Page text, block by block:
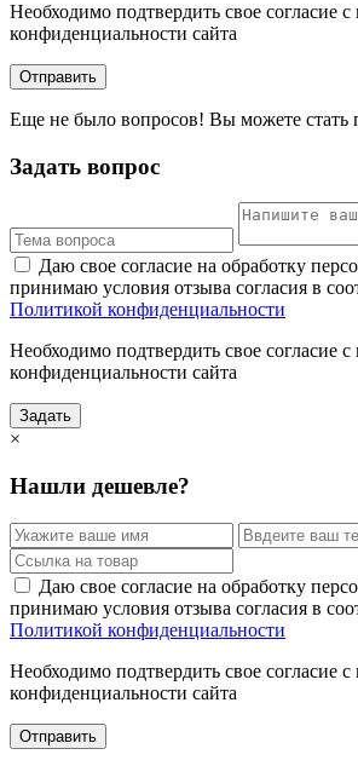
Необходимо подтвердить свое согласие
конфиденциальности сайта
Отправить
Еще не было вопросов! Вы можете стать
Задать вопрос
Даю свое согласие на обработку
принимаю условия отзыва согласия в
Политикой конфиденциальности
Необходимо подтвердить свое согласие
конфиденциальности сайта
Задать
×
Нашли дешевле?
Даю свое согласие на обработку
принимаю условия отзыва согласия в
Политикой конфиденциальности
Необходимо подтвердить свое согласие
конфиденциальности сайта
Отправить